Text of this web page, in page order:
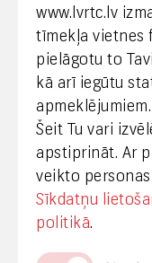
www.lvrtc.lv
tīmekļa vietnes
pielāgotu to
kā arī iegūtu
apmeklējumiem.
Šeit Tu vari
apstiprināt. Ar
veikto
Sīkdatņu
politikā.
+371 67108787
Medijiem
+371 29665001
© VAS Latvijas